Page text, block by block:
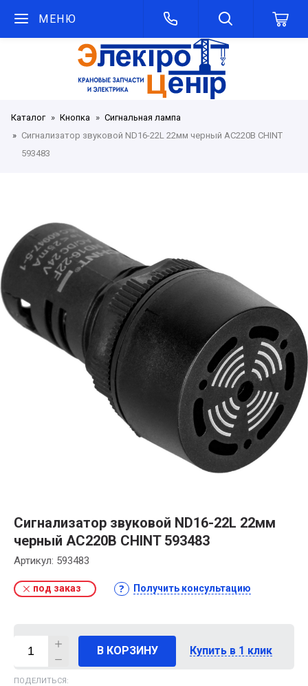
МЕНЮ
Каталог Кнопка
Сигнальная лампа
Сигнализатор звуковой ND16-22L 22мм черный АС220В CHINT
593483
Сигнализатор звуковой ND16-22L 22мм
черный АС220В CHINT 593483
Артикул: 593483
под заказ Получить консультацию
В КОРЗИНУ Купить в 1 клик
ПОДЕЛИТЬСЯ: